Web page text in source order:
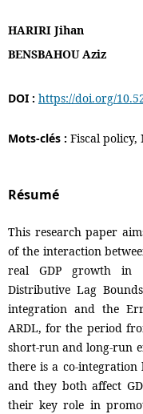
HARIRI Jihan
BENSBAHOU Aziz
DOI : https://doi.org/
Mots-clés : Fiscal policy,
Résumé
This research paper
of the interaction
real GDP growth in
Distributive Lag
integration and the
ARDL, for the period
short-run and long-run
there is a co-integration
and they both affect
their key role in